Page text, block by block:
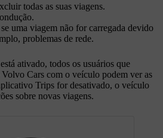
todas as suas viagens.
uma viagem não for carregada devido
problemas de rede.
ativado, todos os usuários que
Cars com o veículo podem ver as
Trips for desativado, o veículo
sobre novas viagens.